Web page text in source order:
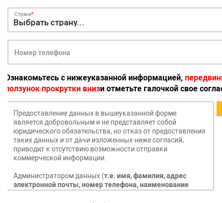
Страна
Номер телефона
Ознакомьтесь с нижеуказанной информацией,
ползунок прокрутки внизи отметьте галочкой свое
Предоставление данных в вышеуказанной форме
является добровольным и не представляет собой
юридического обязательства, но отказ от предоставления
таких данных и от дачи изложенных ниже согласий,
приводит к отсутствию возможности отправки
коммерческой информации.
Администратором данных (т.е. имя, фамилия, адрес
электронной почты, номер телефона, наименование
компании, адрес) будет:MANN+HUMMEL FT Poland Spółka